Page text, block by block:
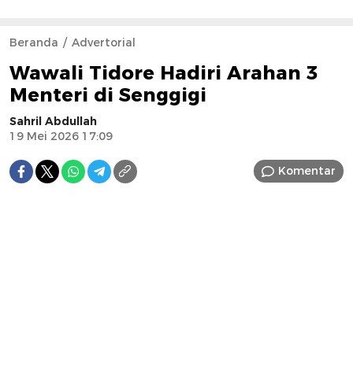
Beranda Advertorial
Wawali Tidore Hadiri Arahan 3
Menteri di Senggigi
Sahril Abdullah
19 Mei 2026 17:09
Komentar